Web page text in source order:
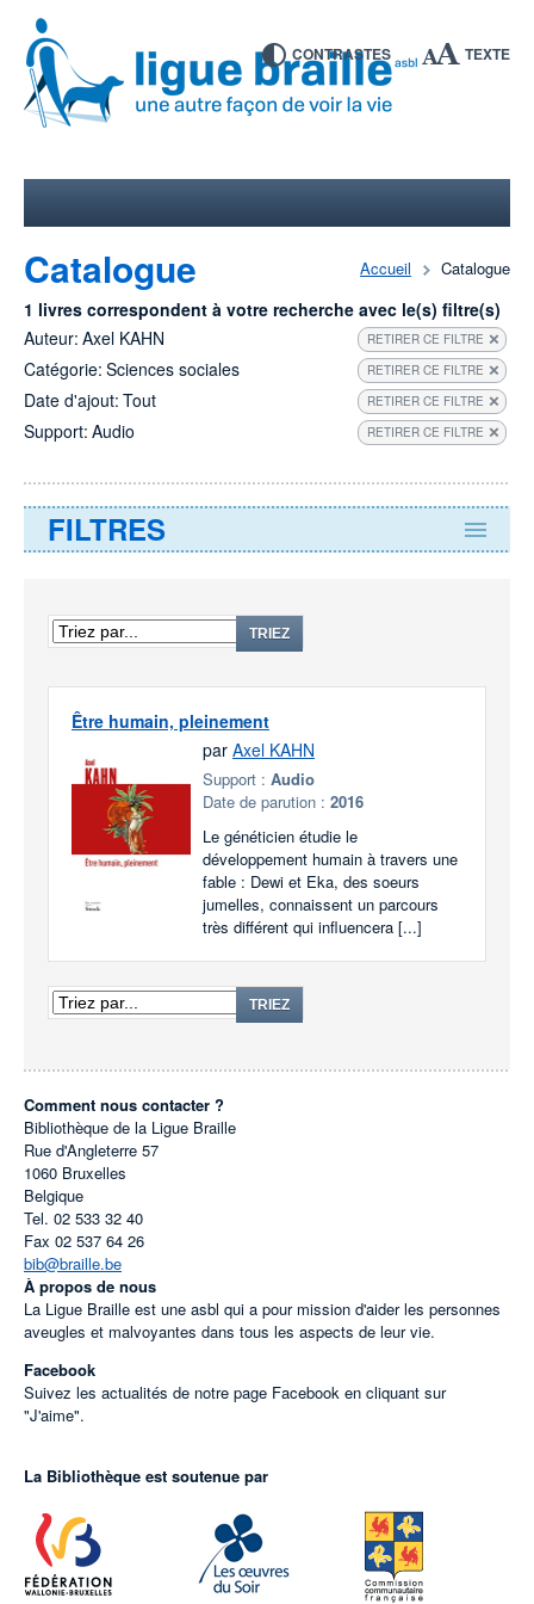
CONTRASTES TEXTE
Accueil Catalogue
Catalogue
1 livres correspondent à votre recherche avec le(s) filtre(s)
Auteur: Axel KAHN RETIRER CE FILTRE
Catégorie: Sciences sociales RETIRER CE FILTRE
Date d'ajout: Tout RETIRER CE FILTRE
Support: Audio RETIRER CE FILTRE
FILTRES
TRIEZ
Être humain, pleinement
par Axel KAHN
Support : Audio
Date de parution : 2016
Le généticien étudie le
développement humain à travers une
fable : Dewi et Eka, des soeurs
jumelles, connaissent un parcours
très différent qui influencera [...]
TRIEZ
Comment nous contacter ?
Bibliothèque de la Ligue Braille
Rue d'Angleterre 57
1060 Bruxelles
Belgique
Tel. 02 533 32 40
Fax 02 537 64 26
bib@braille.be
À propos de nous
La Ligue Braille est une asbl qui a pour mission d'aider les personnes
aveugles et malvoyantes dans tous les aspects de leur vie.
Facebook
Suivez les actualités de notre page Facebook en cliquant sur
"J'aime".
La Bibliothèque est soutenue par